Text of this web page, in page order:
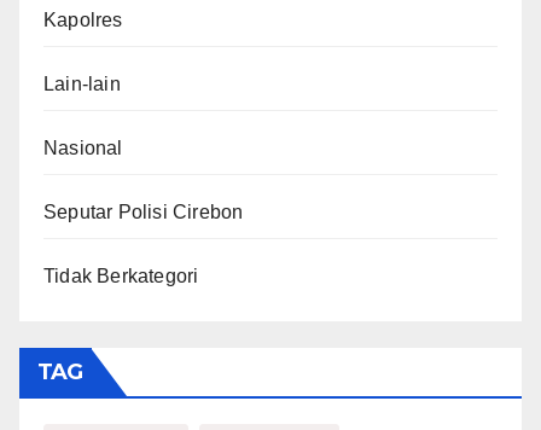
Kapolres
Lain-lain
Nasional
Seputar Polisi Cirebon
Tidak Berkategori
TAG